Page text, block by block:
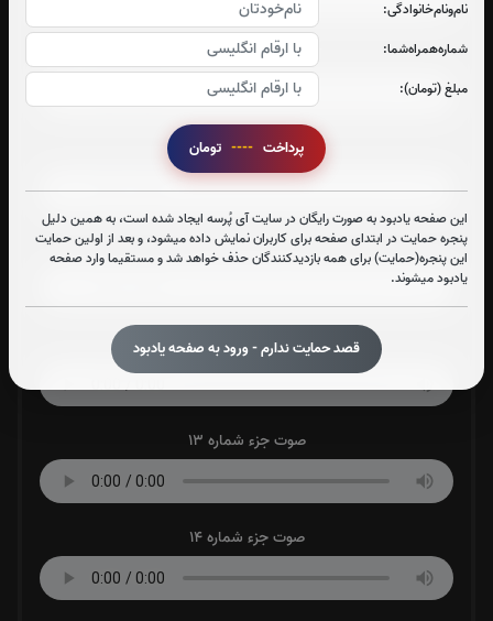
نام‌و‌نام‌خانوادگی:
شماره‌همراه‌شما:
مبلغ (تومان):
پرداخت ----
این صفحه یادبود به صورت رایگان در سایت آی پُرسه ایجاد شده است، به همین دلیل
پنجره حمایت در ابتدای صفحه برای کاربران نمایش داده میشود، و بعد از اولین حمایت
این پنجره(حمایت) برای همه بازدیدکنندگان حذف خواهد شد و مستقیما وارد صفحه
یادبود میشوند.
قصد حمایت ندارم - ورود به صفحه یادبود
صوت جزء شماره 9
صوت جزء شماره 10
صوت جزء شماره 11
صوت جزء شماره 12
صوت جزء شماره 13
صوت جزء شماره 14